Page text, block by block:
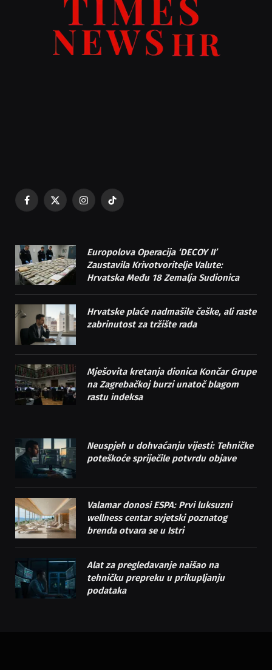
Facebook
X
InstagramTikTok
Europolova Operacija ‘DECOY II’
Zaustavila Krivotvoritelje Valute:
Hrvatska Među 18 Zemalja Sudionica
Hrvatske plaće nadmašile češke, ali raste
zabrinutost za tržište rada
Mješovita kretanja dionica Končar Grupe
na Zagrebačkoj burzi unatoč blagom
rastu indeksa
Neuspjeh u dohvaćanju vijesti: Tehničke
poteškoće spriječile potvrdu objave
Valamar donosi ESPA: Prvi luksuzni
wellness centar svjetski poznatog
brenda otvara se u Istri
Alat za pregledavanje naišao na
tehničku prepreku u prikupljanju
podataka